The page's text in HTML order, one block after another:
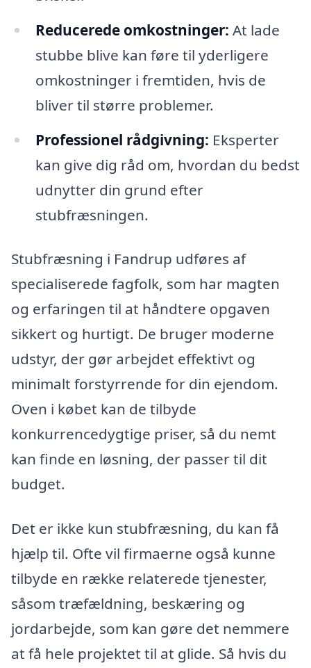
Reducerede omkostninger: At lade
stubbe blive kan føre til yderligere
omkostninger i fremtiden, hvis de
bliver til større problemer.
Professionel rådgivning: Eksperter
kan give dig råd om, hvordan du bedst
udnytter din grund efter
stubfræsningen.
Stubfræsning i Fandrup udføres af
specialiserede fagfolk, som har magten
og erfaringen til at håndtere opgaven
sikkert og hurtigt. De bruger moderne
udstyr, der gør arbejdet effektivt og
minimalt forstyrrende for din ejendom.
Oven i købet kan de tilbyde
konkurrencedygtige priser, så du nemt
kan finde en løsning, der passer til dit
budget.
Det er ikke kun stubfræsning, du kan få
hjælp til. Ofte vil firmaerne også kunne
tilbyde en række relaterede tjenester,
såsom træfældning, beskæring og
jordarbejde, som kan gøre det nemmere
at få hele projektet til at glide. Så hvis du